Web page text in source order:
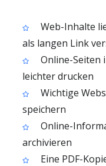
Web-Inhalte
als langen Link
Online-Seiten
leichter drucken
Wichtige
speichern
Online-
archivieren
Eine PDF-